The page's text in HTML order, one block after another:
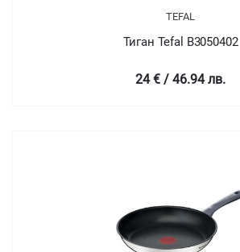
TEFAL
Тиган Tefal B3050402
24 € / 46.94 лв.